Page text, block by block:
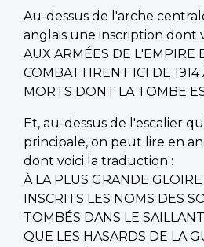
Au-dessus de l'arche
anglais une inscription dont
AUX ARMÉES DE L'EMPIRE
COMBATTIRENT ICI DE 1914
MORTS DONT LA TOMBE
Et, au-dessus de l'escalier
principale, on peut lire en
dont voici la traduction :
À LA PLUS GRANDE
INSCRITS LES NOMS DES
TOMBÉS DANS LE
QUE LES HASARDS DE LA